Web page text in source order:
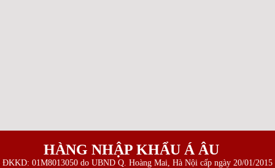
HÀNG NHẬP KHẨU Á ÂU
ĐKKD: 01M8013050 do UBND Q. Hoàng Mai, Hà Nội cấp ngày 20/01/2015